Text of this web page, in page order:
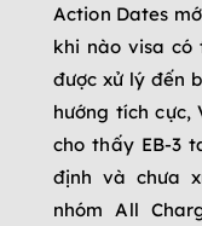
Action Dates
khi nào visa có
được xử lý đến
hướng tích cực,
cho thấy EB-3
định và chưa
nhóm All